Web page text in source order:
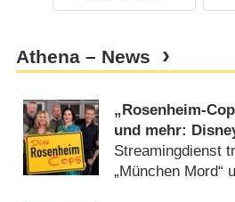
Athena – News
„Rosenheim-
und mehr:
deutsche Serien
Streamingdienst
„München Mord“